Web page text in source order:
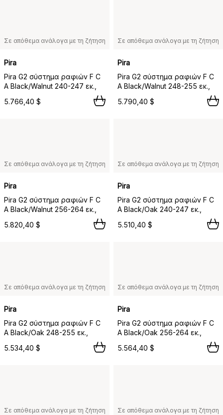
Σε απόθεμα ανάλογα με τη ζήτηση
Pira
Pira G2 σύστημα ραφιών F C
A Black/Walnut 240-247 εκ.,
5.766,40 $
Σε απόθεμα ανάλογα με τη ζήτηση
Pira
Pira G2 σύστημα ραφιών F C
A Black/Walnut 248-255 εκ.,
5.790,40 $
Σε απόθεμα ανάλογα με τη ζήτηση
Pira
Pira G2 σύστημα ραφιών F C
A Black/Walnut 256-264 εκ.,
5.820,40 $
Σε απόθεμα ανάλογα με τη ζήτηση
Pira
Pira G2 σύστημα ραφιών F C
A Black/Oak 240-247 εκ.,
5.510,40 $
Σε απόθεμα ανάλογα με τη ζήτηση
Pira
Pira G2 σύστημα ραφιών F C
A Black/Oak 248-255 εκ.,
5.534,40 $
Σε απόθεμα ανάλογα με τη ζήτηση
Pira
Pira G2 σύστημα ραφιών F C
A Black/Oak 256-264 εκ.,
5.564,40 $
Σε απόθεμα ανάλογα με τη ζήτηση Σε απόθεμα ανάλογα με τη ζήτηση